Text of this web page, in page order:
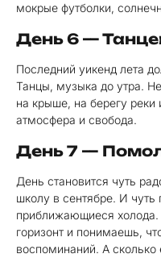
мокрые футболки,
День 6 —
Последний уикенд лета
Танцы, музыка до утра.
на крыше, на берегу
атмосфера и свобода.
День 7 —
День становится чуть
школу в сентябре. И чуть
приближающиеся
горизонт и понимаешь,
воспоминаний. А